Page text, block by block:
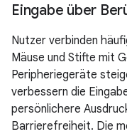
Eingabe über
Nutzer verbinden
Mäuse und Stifte mit
Peripheriegeräte
verbessern die
persönlichere
Barrierefreiheit. Die